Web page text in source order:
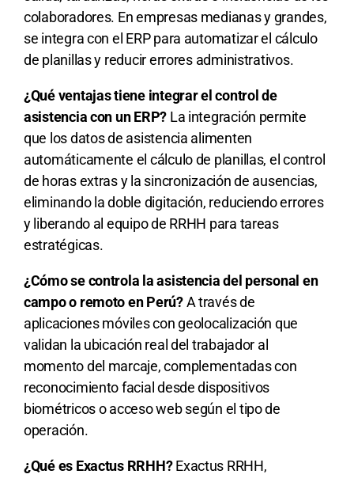
colaboradores. En empresas medianas y grandes,
se integra con el ERP para automatizar el cálculo
de planillas y reducir errores administrativos.
¿Qué ventajas tiene integrar el control de
asistencia con un ERP? La integración permite
que los datos de asistencia alimenten
automáticamente el cálculo de planillas, el control
de horas extras y la sincronización de ausencias,
eliminando la doble digitación, reduciendo errores
y liberando al equipo de RRHH para tareas
estratégicas.
¿Cómo se controla la asistencia del personal en
campo o remoto en Perú?A través de
aplicaciones móviles con geolocalización que
validan la ubicación real del trabajador al
momento del marcaje, complementadas con
reconocimiento facial desde dispositivos
biométricos o acceso web según el tipo de
operación.
¿Qué es Exactus RRHH?Exactus RRHH,